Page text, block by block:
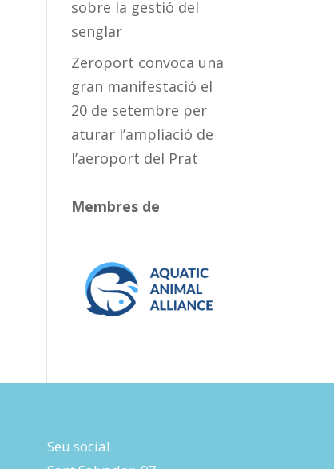
sobre la gestió del
senglar
Zeroport convoca una
gran manifestació el
20 de setembre per
aturar l’ampliació de
l’aeroport del Prat
Membres de
Seu social